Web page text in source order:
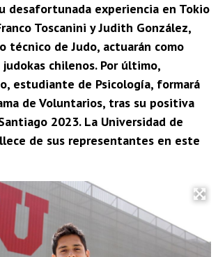
desafortunada experiencia en Tokio
Toscanini y Judith González,
técnico de Judo, actuarán como
chilenos. Por último,
estudiante de Psicología, formará
de Voluntarios, tras su positiva
2023. La Universidad de
de sus representantes en este